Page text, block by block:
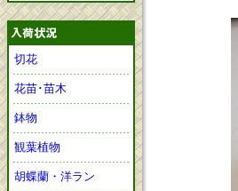
切花
花苗･苗木
鉢物
観葉植物
胡蝶蘭・洋ラン